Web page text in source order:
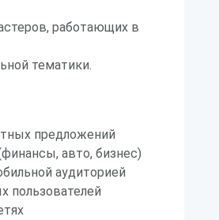
работающих в
тематики.
предложений
авто, бизнес)
аудиторией
пользователей